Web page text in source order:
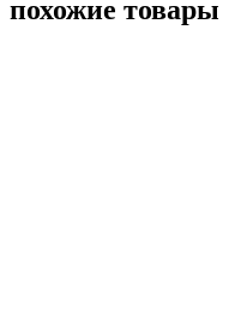
похожие товары